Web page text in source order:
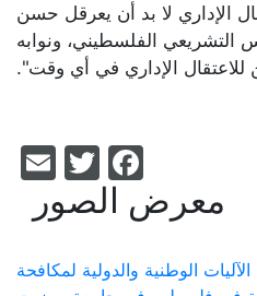
الإداري لا بد أن يعرقل حسن
الفلسطيني، ونوابه
الإداري في أي وقت".
معرض الصور
الوطنية والدولية لمكافحة